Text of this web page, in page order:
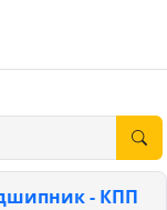
- КПП